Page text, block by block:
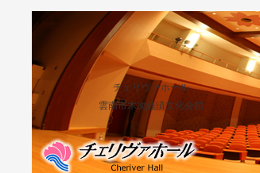
チェリヴァホール
雲南市木次経済文化会館